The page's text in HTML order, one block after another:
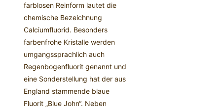
farblosen Reinform lautet die
chemische Bezeichnung
Calciumfluorid. Besonders
farbenfrohe Kristalle werden
umgangssprachlich auch
Regenbogenfluorit genannt und
eine Sonderstellung hat der aus
England stammende blaue
Fluorit „Blue John“. Neben